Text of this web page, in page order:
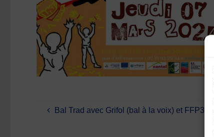
Bal Trad avec Grifol (bal à la voix) et FFP3